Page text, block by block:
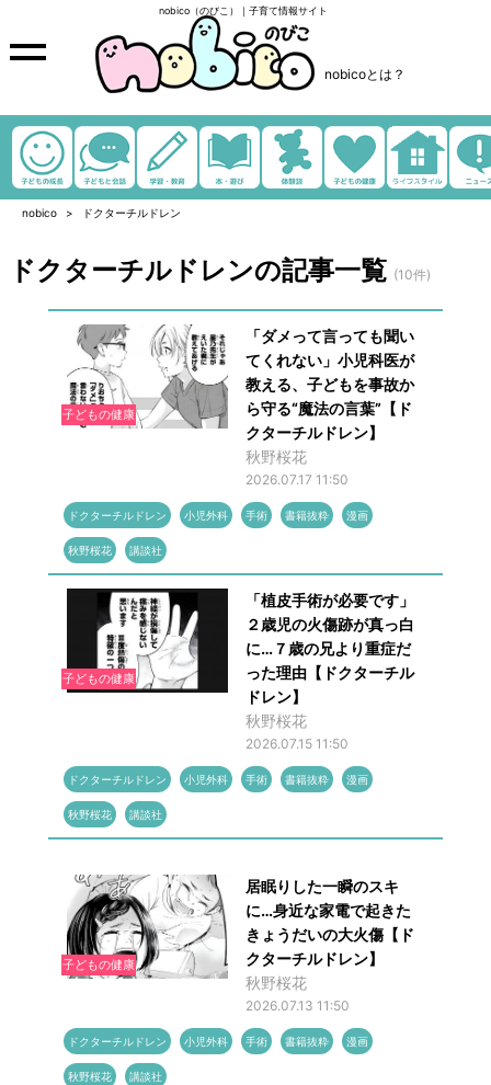
nobico（のびこ）｜子育て情報サイト
nobicoとは？
nobico ドクターチルドレン
ドクターチルドレンの記事一覧 (10件)
子どもの健康
「ダメって言っても聞い
てくれない」小児科医が
教える、子どもを事故か
ら守る“魔法の言葉”【ド
クターチルドレン】
秋野桜花
2026.07.17 11:50
ドクターチルドレン 小児外科 手術 書籍抜粋 漫画
秋野桜花 講談社
子どもの健康
「植皮手術が必要です」
２歳児の火傷跡が真っ白
に…７歳の兄より重症だ
った理由【ドクターチル
ドレン】
秋野桜花
2026.07.15 11:50
ドクターチルドレン 小児外科 手術 書籍抜粋 漫画
秋野桜花 講談社
子どもの健康
居眠りした一瞬のスキ
に…身近な家電で起きた
きょうだいの大火傷【ド
クターチルドレン】
秋野桜花
2026.07.13 11:50
ドクターチルドレン 小児外科 手術 書籍抜粋 漫画
秋野桜花 講談社